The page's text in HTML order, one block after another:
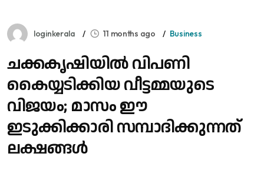
loginkerala 11 months ago Business
ചക്കകൃഷിയിൽ വിപണി
കൈയ്യടിക്കിയ വീട്ടമ്മയുടെ
വിജയം; മാസം ഈ
ഇടുക്കിക്കാരി സമ്പാദിക്കുന്നത്
ലക്ഷങ്ങൾ